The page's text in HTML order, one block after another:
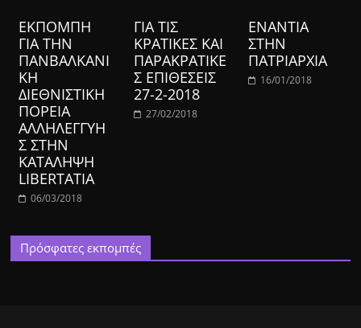
ΕΚΠΟΜΠΗ
ΓΙΑ ΤΗΝ
ΠΑΝΒΑΛΚΑΝΙ
ΚΗ
ΔΙΕΘΝΙΣΤΙΚΗ
ΠΟΡΕΙΑ
ΑΛΛΗΛΕΓΓΥΗ
Σ ΣΤΗΝ
ΚΑΤΑΛΗΨΗ
LIBERTATIA
06/03/2018
ΓΙΑ ΤΙΣ
ΚΡΑΤΙΚΕΣ ΚΑΙ
ΠΑΡΑΚΡΑΤΙΚΕ
Σ ΕΠΙΘΕΣΕΙΣ
27-2-2018
27/02/2018
ΕΝΑΝΤΙΑ
ΣΤΗΝ
ΠΑΤΡΙΑΡΧΙΑ
16/01/2018
Πρόσφατες εκπομπές